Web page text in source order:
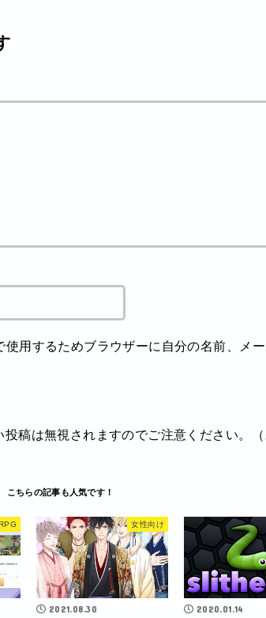
使用するためブラウザーに自分の名前、メ
投稿は無視されますのでご注意ください。（
女性向け
2021.08.30 2020.01.14